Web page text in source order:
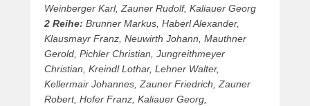
Weinberger Karl, Zauner Rudolf, Kaliauer Georg
2 Reihe: Brunner Markus, Haberl Alexander,
Klausmayr Franz, Neuwirth Johann, Mauthner
Gerold, Pichler Christian, Jungreithmeyer
Christian, Kreindl Lothar, Lehner Walter,
Kellermair Johannes, Zauner Friedrich, Zauner
Robert, Hofer Franz, Kaliauer Georg,